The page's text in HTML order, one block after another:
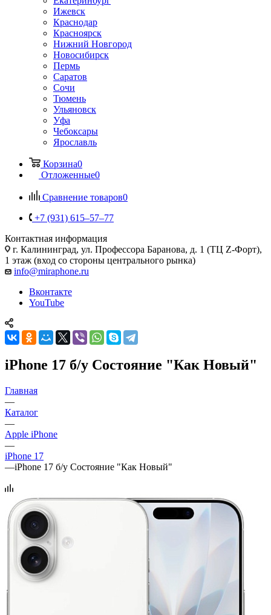
Ижевск
Краснодар
Красноярск
Нижний Новгород
Новосибирск
Пермь
Саратов
Сочи
Тюмень
Ульяновск
Уфа
Чебоксары
Ярославль
Корзина0
Отложенные0
Сравнение товаров0
+7 (931) 615‒57‒77
Контактная информация
г. Калининград, ул. Профессора Баранова, д. 1 (ТЦ Z-Форт),
1 этаж (вход со стороны центрального рынка)
info@miraphone.ru
Вконтакте
YouTube
iPhone 17 б/у Состояние "Как Новый"
Главная
—
Каталог
—
Apple iPhone
—
iPhone 17
—iPhone 17 б/у Состояние "Как Новый"